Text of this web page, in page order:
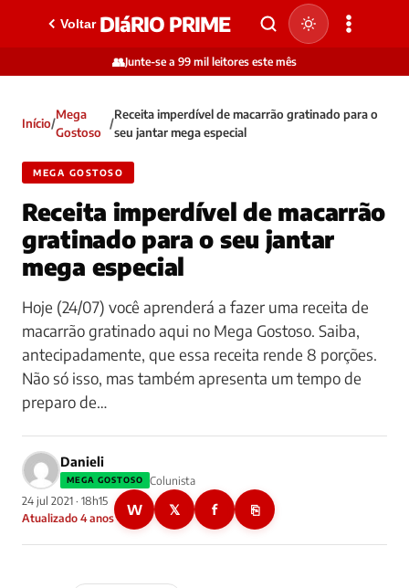
Voltar DIáRIO PRIME
👥Junte-se a 99 mil leitores este mês
Início/
Mega
Gostoso
/
Receita imperdível de macarrão gratinado para o
seu jantar mega especial
MEGA GOSTOSO
Receita imperdível de macarrão
gratinado para o seu jantar
mega especial
Hoje (24/07) você aprenderá a fazer uma receita de
macarrão gratinado aqui no Mega Gostoso. Saiba,
antecipadamente, que essa receita rende 8 porções.
Não só isso, mas também apresenta um tempo de
preparo de…
Danieli
MEGA GOSTOSO
Colunista
24 jul 2021 · 18h15
Atualizado 4 anos
W 𝕏 f ⎘